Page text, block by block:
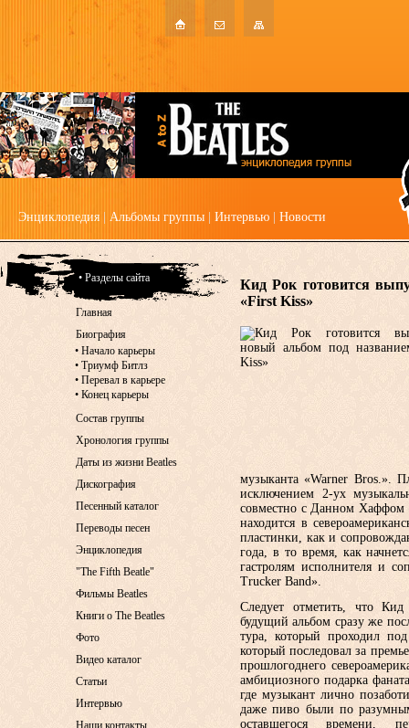
Энциклопедия Альбомы группы Интервью Новости
Кид Рок готовится
«First Kiss»
музыканта «Warner Bros.».
исключением 2-ух
совместно с Данном Хаффом
находится в
пластинки, как и
года, в то время, как
гастролям исполнителя и
Trucker Band».
Следует отметить, что
будущий альбом сразу же
тура, который проходил
который последовал за
прошлогоднего
амбициозного подарка
где музыкант лично
даже пиво были по
оставшегося времени,
• Разделы сайта
Главная
Биография
• Начало карьеры
• Триумф Битлз
• Перевал в карьере
• Конец карьеры
Состав группы
Хронология группы
Даты из жизни Beatles
Дискография
Песенный каталог
Переводы песен
Энциклопедия
"The Fifth Beatle"
Фильмы Beatles
Книги о The Beatles
Фото
Видео каталог
Статьи
Интервью
Наши контакты